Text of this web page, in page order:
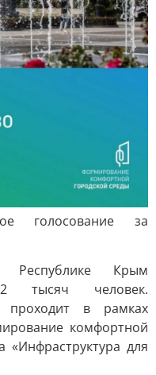
голосование за
Крым
тысяч человек.
проходит в рамках
комфортной
«Инфраструктура для